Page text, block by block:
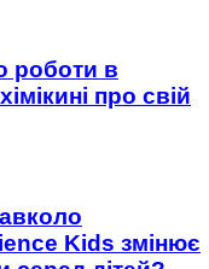
роботи в
про свій
Kids змінює